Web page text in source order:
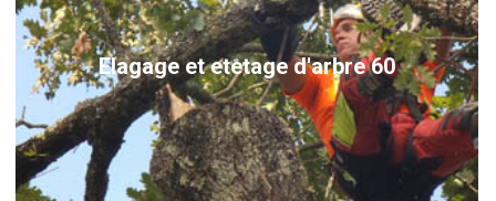
Elagage et etetage d'arbre 60